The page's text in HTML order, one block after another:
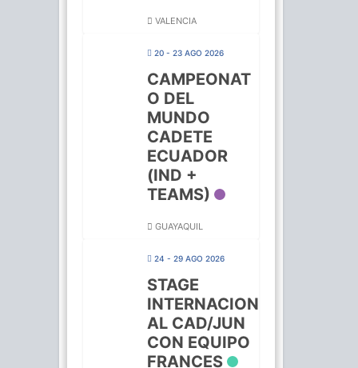
VALENCIA
20 - 23 AGO 2026
CAMPEONAT
O DEL
MUNDO
CADETE
ECUADOR
(IND +
TEAMS)
GUAYAQUIL
24 - 29 AGO 2026
STAGE
INTERNACION
AL CAD/JUN
CON EQUIPO
FRANCES